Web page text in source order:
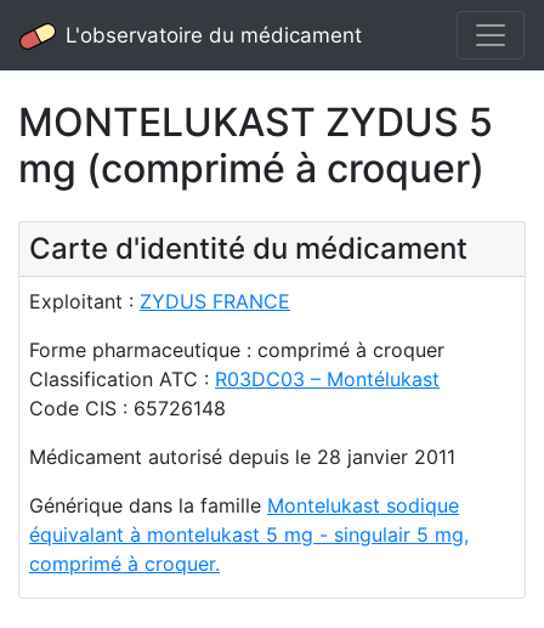
L'observatoire du médicament
MONTELUKAST ZYDUS 5
mg (comprimé à croquer)
Carte d'identité du médicament
Exploitant : ZYDUS FRANCE
Forme pharmaceutique : comprimé à croquer
Classification ATC : R03DC03 – Montélukast
Code CIS : 65726148
Médicament autorisé depuis le 28 janvier 2011
Générique dans la famille Montelukast sodique
équivalant à montelukast 5 mg - singulair 5 mg,
comprimé à croquer.